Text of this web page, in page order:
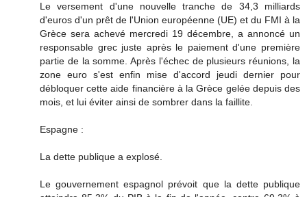
Le versement d'une nouvelle tranche de 34,3 milliards
d'euros d'un prêt de l'Union européenne (UE) et du FMI à la
Grèce sera achevé mercredi 19 décembre, a annoncé un
responsable grec juste après le paiement d'une première
partie de la somme. Après l'échec de plusieurs réunions, la
zone euro s'est enfin mise d'accord jeudi dernier pour
débloquer cette aide financière à la Grèce gelée depuis des
mois, et lui éviter ainsi de sombrer dans la faillite.
Espagne :
La dette publique a explosé.
Le gouvernement espagnol prévoit que la dette publique